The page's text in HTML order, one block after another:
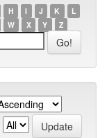
H I J K
L
W X Y Z